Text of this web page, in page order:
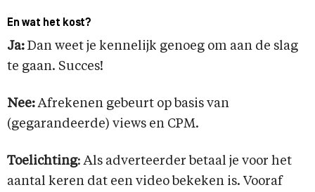
En wat het kost?
Ja: Dan weet je kennelijk genoeg om aan de slag
te gaan. Succes!
Nee:Afrekenen gebeurt op basis van
(gegarandeerde) views en CPM.
Toelichting: Als adverteerder betaal je voor het
aantal keren dat een video bekeken is. Vooraf